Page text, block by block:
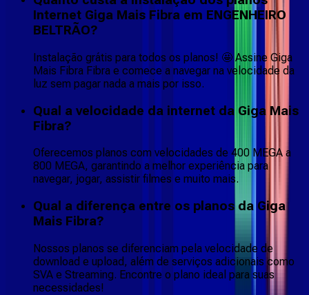
Internet Giga Mais Fibra em ENGENHEIRO
BELTRÃO?
Instalação grátis para todos os planos! 🤩 Assine Giga
Mais Fibra Fibra e comece a navegar na velocidade da
luz sem pagar nada a mais por isso.
Qual a velocidade da internet da Giga Mais
Fibra?
Oferecemos planos com velocidades de 400 MEGA a
800 MEGA, garantindo a melhor experiência para
navegar, jogar, assistir filmes e muito mais.
Qual a diferença entre os planos da Giga
Mais Fibra?
Nossos planos se diferenciam pela velocidade de
download e upload, além de serviços adicionais como
SVA e Streaming. Encontre o plano ideal para suas
necessidades!